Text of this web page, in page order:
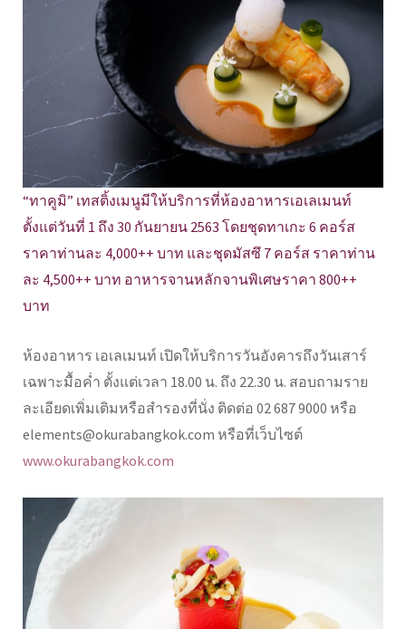
“ทาคูมิ” เทสติ้งเมนูมีให้บริการที่ห้องอาหารเอเลเมนท์
ตั้งแต่วันที่ 1 ถึง 30 กันยายน 2563 โดยชุดทาเกะ 6 คอร์ส
ราคาท่านละ 4,000++ บาท และชุดมัสซึ 7 คอร์ส ราคาท่าน
ละ 4,500++ บาท อาหารจานหลักจานพิเศษราคา 800++
บาท
ห้องอาหาร เอเลเมนท์ เปิดให้บริการวันอังคารถึงวันเสาร์
เฉพาะมื้อค่ำ ตั้งแต่เวลา 18.00 น. ถึง 22.30 น. สอบถามราย
ละเอียดเพิ่มเติมหรือสำรองที่นั่ง ติดต่อ 02 687 9000 หรือ
elements@okurabangkok.com หรือที่เว็บไซต์
www.okurabangkok.com